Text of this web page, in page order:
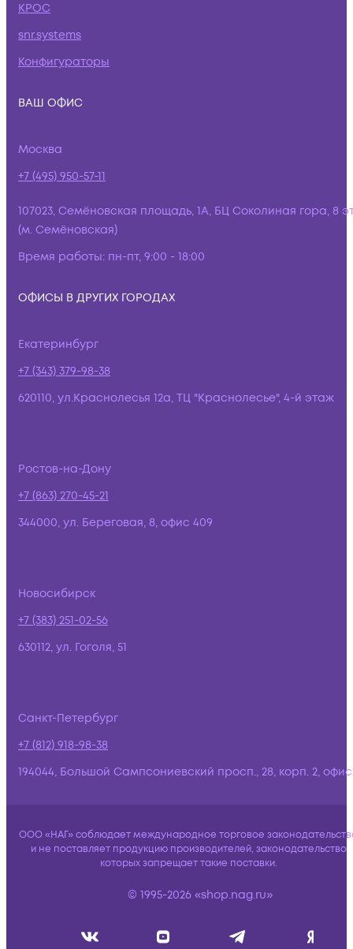
КРОС
snr.systems
Конфигураторы
ВАШ ОФИС
Москва
+7 (495) 950-57-11
107023, Семёновская площадь, 1А, БЦ Соколиная гора, 8
(м. Семёновская)
Время работы: пн-пт, 9:00 - 18:00
ОФИСЫ В ДРУГИХ ГОРОДАХ
Екатеринбург
+7 (343) 379-98-38
620110, ул.Краснолесья 12а, ТЦ "Краснолесье", 4-й этаж
Ростов-на-Дону
+7 (863) 270-45-21
344000, ул. Береговая, 8, офис 409
Новосибирск
+7 (383) 251-02-56
630112, ул. Гоголя, 51
Санкт-Петербург
+7 (812) 918-98-38
194044, Большой Сампсониевский просп., 28, корп. 2,
ООО «НАГ» соблюдает международное торговое
и не поставляет продукцию производителей, законодательство
которых запрещает такие поставки.
© 1995-2026 «shop.nag.ru»